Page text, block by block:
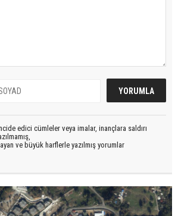
edici cümleler veya imalar, inançlara saldırı
ve büyük harflerle yazılmış yorumlar